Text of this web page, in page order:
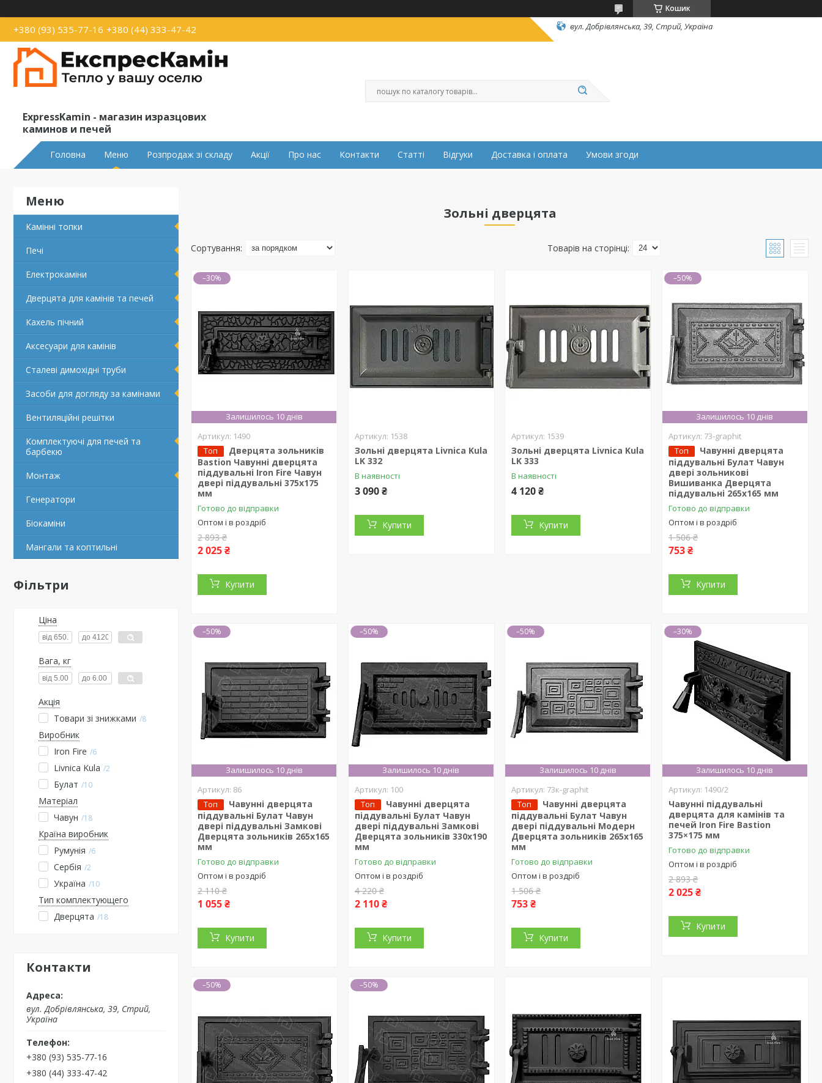
Кошик
+380 (93) 535-77-16 +380 (44) 333-47-42 вул. Добрівлянська, 39, Стрий, Україна
ExpressKamin - магазин изразцових
каминов и печей
Головна Меню Розпродаж зі складу Акції Про нас Контакти Статті Відгуки Доставка і оплата Умови згоди
Камінні топки
Печі
Електрокаміни
Дверцята для камінів та печей
Кахель пічний
Аксесуари для камінів
Сталеві димохідні труби
Засоби для догляду за камінами
Вентиляційні решітки
Комплектуючі для печей та
барбекю
Монтаж
Генератори
Біокаміни
Мангали та коптильні
Фільтри
Ціна
Вага, кг
Акція
Товари зі знижками
8
Виробник
Iron Fire
6
Livnica Kula 2
Булат 10
Матеріал
Чавун
18
Країна виробник
Румунія
6
Сербія 2
Україна 10
Тип комплектующего
Дверцята
18
Контакти
вул. Добрівлянська, 39, Стрий,
Україна
+380 (93) 535-77-16
+380 (44) 333-47-42
Зольні дверцята
–30%
Залишилось 10 днів
1490
Топ
Дверцята зольників
Bastion Чавунні дверцята
піддувальні Iron Fire Чавун
двері піддувальні 375x175
мм
Готово до відправки
Оптом і в роздріб
2 893 ₴
2 025 ₴
Купити
1538
Зольні дверцята Livniсa Kula
LK 332
В наявності
3 090 ₴
Купити
1539
Зольні дверцята Livnica Kula
LK 333
В наявності
4 120 ₴
Купити
–50%
Залишилось 10 днів
73-graphit
Топ
Чавунні дверцята
піддувальні Булат Чавун
двері зольникові
Вишиванка Дверцята
піддувальні 265x165 мм
Готово до відправки
Оптом і в роздріб
1 506 ₴
753 ₴
Купити
–50%
Залишилось 10 днів
86
Топ
Чавунні дверцята
піддувальні Булат Чавун
двері піддувальні Замкові
Дверцята зольників 265x165
мм
Готово до відправки
Оптом і в роздріб
2 110 ₴
1 055 ₴
Купити
–50%
Залишилось 10 днів
100
Топ
Чавунні дверцята
піддувальні Булат Чавун
двері піддувальні Замкові
Дверцята зольників 330x190
мм
Готово до відправки
Оптом і в роздріб
4 220 ₴
2 110 ₴
Купити
–50%
Залишилось 10 днів
73к-graphit
Топ
Чавунні дверцята
піддувальні Булат Чавун
двері піддувальні Модерн
Дверцята зольників 265x165
мм
Готово до відправки
Оптом і в роздріб
1 506 ₴
753 ₴
Купити
–30%
Залишилось 10 днів
1490/2
Чавунні піддувальні
дверцята для камінів та
печей Iron Fire Bastion
375×175 мм
Готово до відправки
Оптом і в роздріб
2 893 ₴
2 025 ₴
Купити
–50% –50%